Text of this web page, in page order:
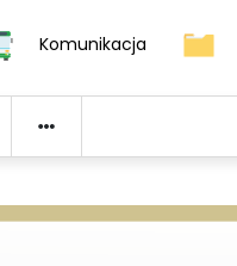
Komunikacja